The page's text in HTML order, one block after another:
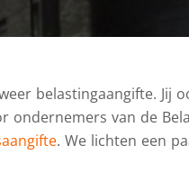
belastingaangifte. Jij
ondernemers van de
. We lichten een